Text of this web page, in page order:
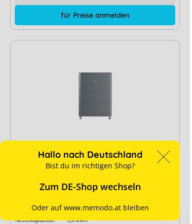
für Preise anmelden
KOSTAL HELIVOR HV 9,6 kWh
+ mehr anzeigen
Nettokapazität:
9,6 kWh
Hallo nach Deutschland
Bist du im richtigen Shop?
Zum DE-Shop wechseln
Oder auf www.memodo.at bleiben